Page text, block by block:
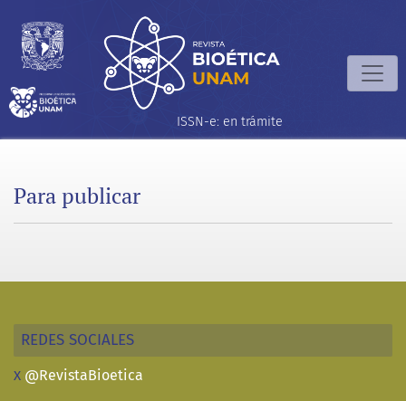
ISSN-e: en trámite
Para publicar
REDES SOCIALES
X @RevistaBioetica